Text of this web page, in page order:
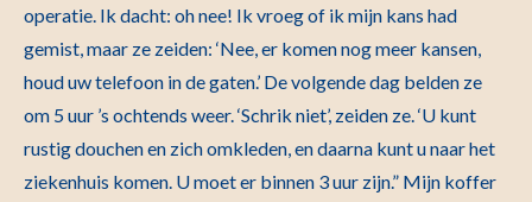
operatie. Ik dacht: oh nee! Ik vroeg of ik mijn kans had
gemist, maar ze zeiden: ‘Nee, er komen nog meer kansen,
houd uw telefoon in de gaten.’ De volgende dag belden ze
om 5 uur ’s ochtends weer. ‘Schrik niet’, zeiden ze. ‘U kunt
rustig douchen en zich omkleden, en daarna kunt u naar het
ziekenhuis komen. U moet er binnen 3 uur zijn.” Mijn koffer